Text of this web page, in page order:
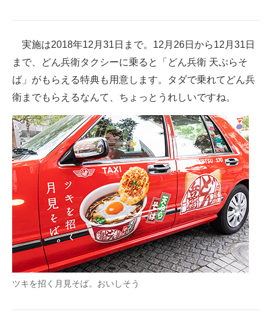
実施は2018年12月31日まで。12月26日から12月31日
まで、どん兵衛タクシーに乗ると「どん兵衛 天ぷらそ
ば」がもらえる特典も用意します。タダで乗れてどん兵
衛までもらえるなんて、ちょっとうれしいですね。
ツキを招く月見そば。おいしそう